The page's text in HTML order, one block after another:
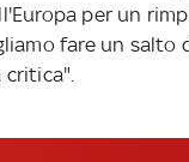
per un
fare un salto